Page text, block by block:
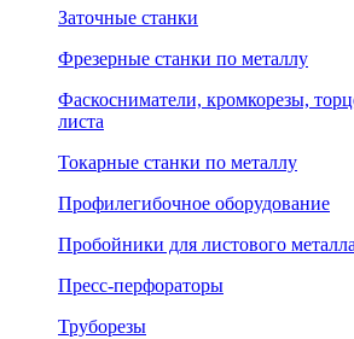
Заточные станки
Фрезерные станки по металлу
Фаскосниматели, кромкорезы,
листа
Токарные станки по металлу
Профилегибочное оборудование
Пробойники для листового металла
Пресс-перфораторы
Труборезы